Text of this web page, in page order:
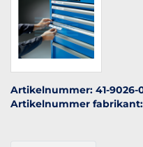
Artikelnummer: 41-9026-
Artikelnummer fabrikant: